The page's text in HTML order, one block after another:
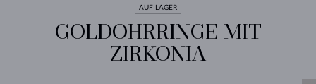
AUF LAGER
GOLDOHRRINGE MIT
ZIRKONIA